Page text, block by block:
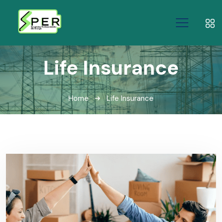
Life Insurance
Home Life Insurance